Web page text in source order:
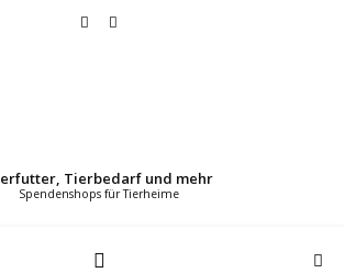
Tierbedarf und mehr